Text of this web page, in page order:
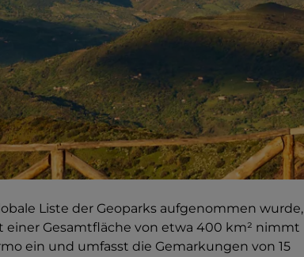
Liste der Geoparks aufgenommen wurde,
einer Gesamtfläche von etwa 400 km² nimmt
ein und umfasst die Gemarkungen von 15